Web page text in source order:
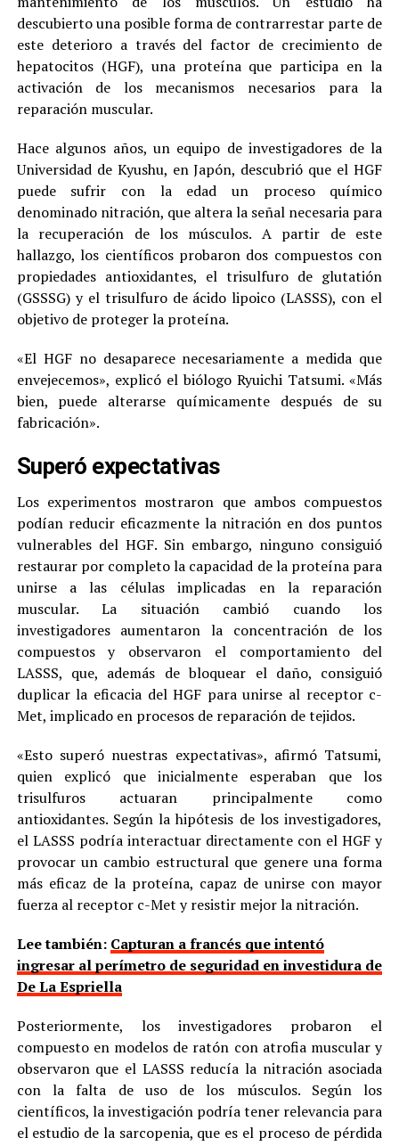
descubierto una posible forma de contrarrestar parte de
este deterioro a través del factor de crecimiento de
hepatocitos (HGF), una proteína que participa en la
activación de los mecanismos necesarios para la
reparación muscular.
Hace algunos años, un equipo de investigadores de la
Universidad de Kyushu, en Japón, descubrió que el HGF
puede sufrir con la edad un proceso químico
denominado nitración, que altera la señal necesaria para
la recuperación de los músculos. A partir de este
hallazgo, los científicos probaron dos compuestos con
propiedades antioxidantes, el trisulfuro de glutatión
(GSSSG) y el trisulfuro de ácido lipoico (LASSS), con el
objetivo de proteger la proteína.
«El HGF no desaparece necesariamente a medida que
envejecemos», explicó el biólogo Ryuichi Tatsumi. «Más
bien, puede alterarse químicamente después de su
fabricación».
Superó expectativas
Los experimentos mostraron que ambos compuestos
podían reducir eficazmente la nitración en dos puntos
vulnerables del HGF. Sin embargo, ninguno consiguió
restaurar por completo la capacidad de la proteína para
unirse a las células implicadas en la reparación
muscular. La situación cambió cuando los
investigadores aumentaron la concentración de los
compuestos y observaron el comportamiento del
LASSS, que, además de bloquear el daño, consiguió
duplicar la eficacia del HGF para unirse al receptor c-
Met, implicado en procesos de reparación de tejidos.
«Esto superó nuestras expectativas», afirmó Tatsumi,
quien explicó que inicialmente esperaban que los
trisulfuros actuaran principalmente como
antioxidantes. Según la hipótesis de los investigadores,
el LASSS podría interactuar directamente con el HGF y
provocar un cambio estructural que genere una forma
más eficaz de la proteína, capaz de unirse con mayor
fuerza al receptor c-Met y resistir mejor la nitración.
Lee también: Capturan a francés que intentó
ingresar al perímetro de seguridad en investidura de
De La Espriella
Posteriormente, los investigadores probaron el
compuesto en modelos de ratón con atrofia muscular y
observaron que el LASSS reducía la nitración asociada
con la falta de uso de los músculos. Según los
científicos, la investigación podría tener relevancia para
el estudio de la sarcopenia, que es el proceso de pérdida